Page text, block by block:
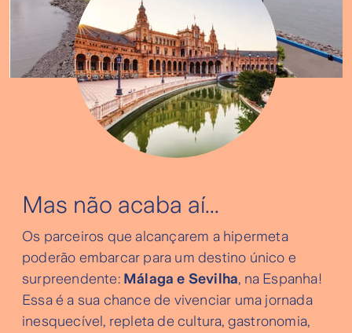
Play
Video
Mas não acaba aí...
Os parceiros que alcançarem a hipermeta
poderão embarcar para um destino único e
surpreendente: Málaga e Sevilha, na Espanha!
Essa é a sua chance de vivenciar uma jornada
inesquecível, repleta de cultura, gastronomia,